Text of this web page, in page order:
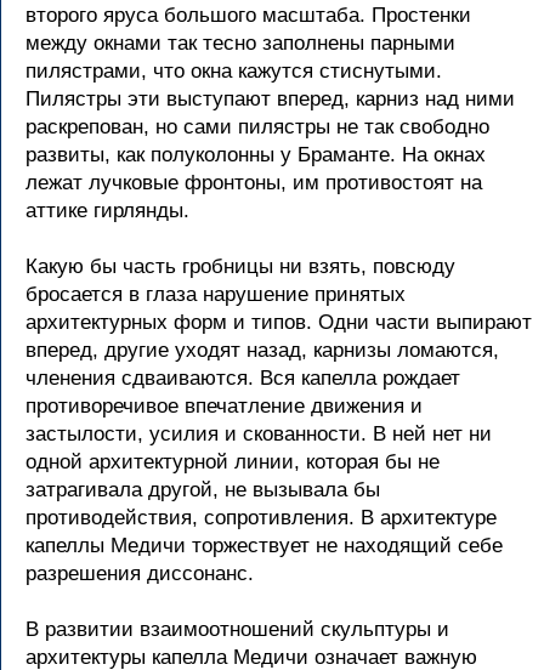
второго яруса большого масштаба. Простенки
между окнами так тесно заполнены парными
пилястрами, что окна кажутся стиснутыми.
Пилястры эти выступают вперед, карниз над ними
раскрепован, но сами пилястры не так свободно
развиты, как полуколонны у Браманте. На окнах
лежат лучковые фронтоны, им противостоят на
аттике гирлянды.
Какую бы часть гробницы ни взять, повсюду
бросается в глаза нарушение принятых
архитектурных форм и типов. Одни части выпирают
вперед, другие уходят назад, карнизы ломаются,
членения сдваиваются. Вся капелла рождает
противоречивое впечатление движения и
застылости, усилия и скованности. В ней нет ни
одной архитектурной линии, которая бы не
затрагивала другой, не вызывала бы
противодействия, сопротивления. В архитектуре
капеллы Медичи торжествует не находящий себе
разрешения диссонанс.
В развитии взаимоотношений скульптуры и
архитектуры капелла Медичи означает важную